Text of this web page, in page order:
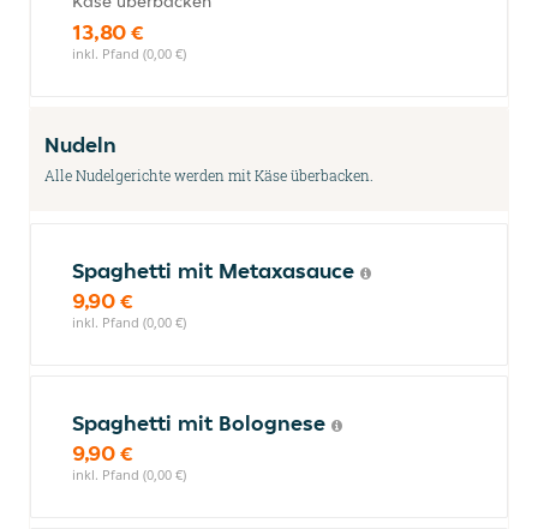
13,80 €
inkl. Pfand (0,00 €)
Nudeln
Alle Nudelgerichte werden mit Käse überbacken.
Spaghetti mit Metaxasauce
9,90 €
inkl. Pfand (0,00 €)
Spaghetti mit Bolognese
9,90 €
inkl. Pfand (0,00 €)